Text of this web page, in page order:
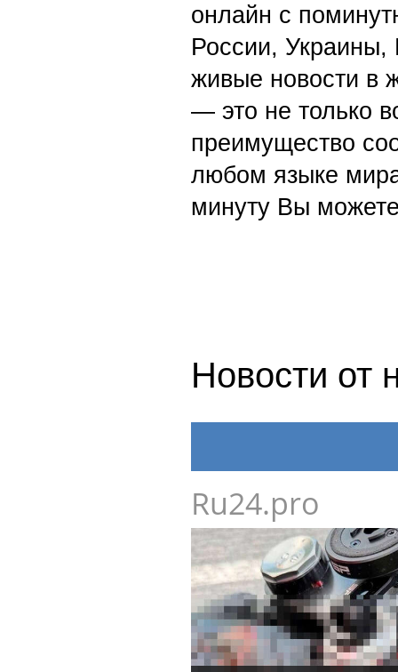
онлайн с
России,
живые новости в
— это не только
преимущество
любом языке
минуту Вы
Новости от
Ru24.pro